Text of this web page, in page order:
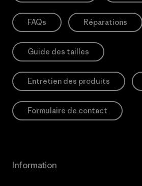
FAQs Réparations
Guide des tailles
Entretien des produits
Formulaire de contact
Information